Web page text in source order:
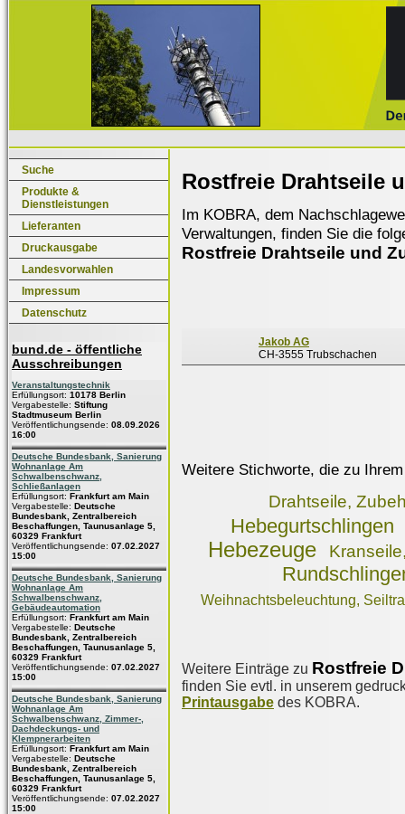
Suche
Produkte &
Dienstleistungen
Lieferanten
Druckausgabe
Landesvorwahlen
Impressum
Datenschutz
bund.de - öffentliche
Ausschreibungen
Veranstaltungstechnik
Erfüllungsort: 10178 Berlin
Vergabestelle: Stiftung
Stadtmuseum Berlin
Veröffentlichungsende: 08.09.2026
16:00
Deutsche Bundesbank, Sanierung
Wohnanlage Am
Schwalbenschwanz,
Schließanlagen
Erfüllungsort: Frankfurt am Main
Vergabestelle: Deutsche
Bundesbank, Zentralbereich
Beschaffungen, Taunusanlage 5,
60329 Frankfurt
Veröffentlichungsende: 07.02.2027
15:00
Deutsche Bundesbank, Sanierung
Wohnanlage Am
Schwalbenschwanz,
Gebäudeautomation
Erfüllungsort: Frankfurt am Main
Vergabestelle: Deutsche
Bundesbank, Zentralbereich
Beschaffungen, Taunusanlage 5,
60329 Frankfurt
Veröffentlichungsende: 07.02.2027
15:00
Deutsche Bundesbank, Sanierung
Wohnanlage Am
Schwalbenschwanz, Zimmer-,
Dachdeckungs- und
Klempnerarbeiten
Erfüllungsort: Frankfurt am Main
Vergabestelle: Deutsche
Bundesbank, Zentralbereich
Beschaffungen, Taunusanlage 5,
60329 Frankfurt
Veröffentlichungsende: 07.02.2027
15:00
Rostfreie Drahtseile
Im KOBRA, dem
Verwaltungen, finden Sie die
Rostfreie Drahtseile und
Jakob AG
CH-3555 Trubschachen
Weitere Stichworte, die zu
Drahtseile,
Hebegurtschlingen
Hebezeuge
Weihnachtsbeleuchtung,
Weitere Einträge zu Rostfreie
finden Sie evtl. in unserem
Printausgabe des KOBRA.